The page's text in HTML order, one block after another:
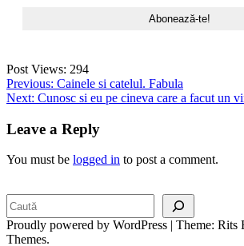
Post Views: 294
Post
navigation
Previous: Cainele si catelul. Fabula
Next: Cunosc si eu pe cineva care a facut un
Leave a Reply
You must be logged in to post a comment.
Proudly powered by WordPress | Theme: Rits
Themes.